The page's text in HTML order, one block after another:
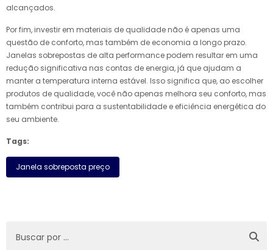
alcançados.
Por fim, investir em materiais de qualidade não é apenas uma
questão de conforto, mas também de economia a longo prazo.
Janelas sobrepostas de alta performance podem resultar em uma
redução significativa nas contas de energia, já que ajudam a
manter a temperatura interna estável. Isso significa que, ao escolher
produtos de qualidade, você não apenas melhora seu conforto, mas
também contribui para a sustentabilidade e eficiência energética do
seu ambiente.
Tags:
Janela sobreposta preço